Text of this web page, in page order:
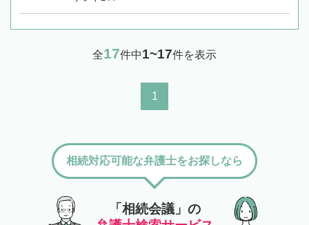
全17件中1~17件を表示
1
「相続会議」の
相続対応可能な弁護士をお探しなら